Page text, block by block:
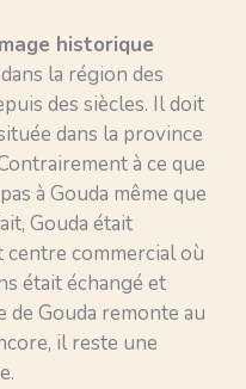
historique
la région des
des siècles. Il doit
dans la province
à ce que
à Gouda même que
Gouda était
commercial où
était échangé et
de Gouda remonte au
il reste une